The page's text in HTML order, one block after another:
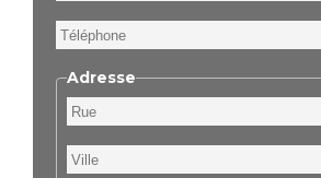
Téléphone
Adresse
Rue
Ville